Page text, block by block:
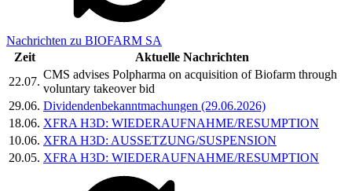
Nachrichten zu BIOFARM SA
Zeit
Aktuelle Nachrichten
22.07.
CMS advises Polpharma on acquisition of Biofarm through
voluntary takeover bid
29.06. Dividendenbekanntmachungen (29.06.2026)
18.06. XFRA H3D: WIEDERAUFNAHME/RESUMPTION
10.06. XFRA H3D: AUSSETZUNG/SUSPENSION
20.05. XFRA H3D: WIEDERAUFNAHME/RESUMPTION